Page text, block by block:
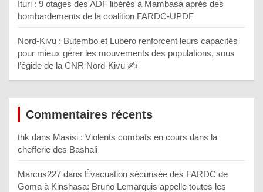
Ituri : 9 otages des ADF libérés à Mambasa après des
bombardements de la coalition FARDC-UPDF
Nord-Kivu : Butembo et Lubero renforcent leurs capacités
pour mieux gérer les mouvements des populations, sous
l’égide de la CNR Nord-Kivu ✍️
Commentaires récents
thk dans Masisi : Violents combats en cours dans la
chefferie des Bashali
Marcus227 dans Évacuation sécurisée des FARDC de
Goma à Kinshasa: Bruno Lemarquis appelle toutes les